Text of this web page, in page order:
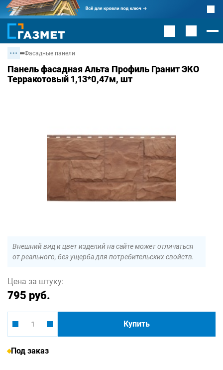
Фасадные панели
Панель фасадная Альта Профиль Гранит ЭКО
Терракотовый 1,13*0,47м, шт
Внешний вид и цвет изделий на сайте может отличаться
от реального, без ущерба для потребительских свойств.
Цена за штуку:
795 руб.
Купить
Под заказ